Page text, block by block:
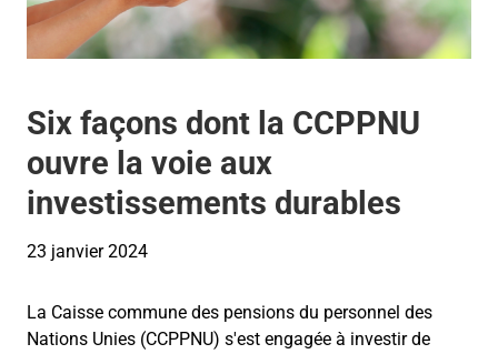
Six façons dont la CCPPNU
ouvre la voie aux
investissements durables
23 janvier 2024
La Caisse commune des pensions du personnel des
Nations Unies (CCPPNU) s'est engagée à investir de